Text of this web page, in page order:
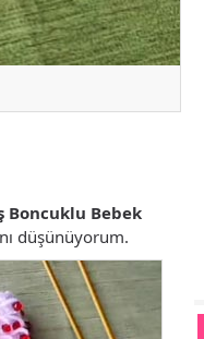
Boncuklu Bebek
düşünüyorum.